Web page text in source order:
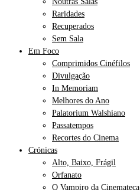
Raridades
Recuperados
Sem Sala
Em Foco
Comprimidos Cinéfilos
Divulgação
In Memoriam
Melhores do Ano
Palatorium Walshiano
Passatempos
Recortes do Cinema
Crónicas
Alto, Baixo, Frágil
Orfanato
O Vampiro da Cinemateca